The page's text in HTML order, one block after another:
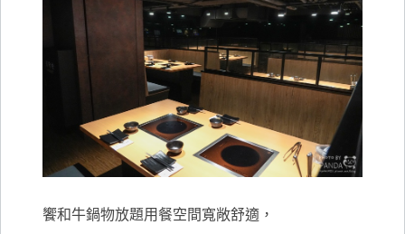
饗和牛鍋物放題用餐空間寬敞舒適，